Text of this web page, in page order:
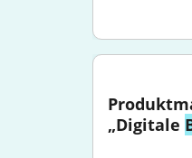
„Digitale